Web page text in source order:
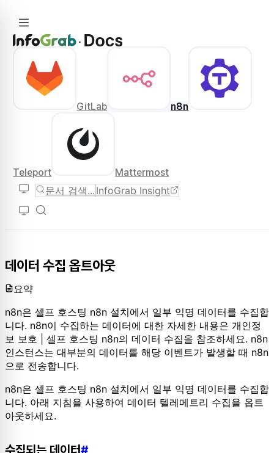
GitLab n8n
Teleport Mattermost
문서 검색... InfoGrab Insight
데이터 수집 옵트아웃
요약
n8n은 셀프 호스팅 n8n 설치에서 일부 익명 데이터를 수집합
니다. n8n이 수집하는 데이터에 대한 자세한 내용은 개인정
보 보호 | 셀프 호스팅 n8n의 데이터 수집을 참조하세요. n8n
인스턴스는 대부분의 데이터를 해당 이벤트가 발생할 때 n8n
으로 전송합니다.
n8n은 셀프 호스팅 n8n 설치에서 일부 익명 데이터를 수집합
니다. 아래 지침을 사용하여 데이터 텔레메트리 수집을 옵트
아웃하세요.
수집되는 데이터#